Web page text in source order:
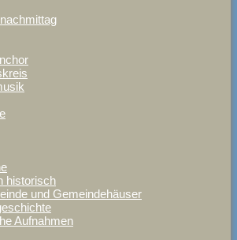
historisch
und Gemeindehäuser
Aufnahmen